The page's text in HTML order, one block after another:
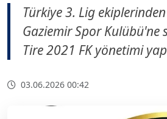
Türkiye 3. Lig
Gaziemir Spor Kulübü'ne
Tire 2021 FK yönetimi
03.06.2026 00:42